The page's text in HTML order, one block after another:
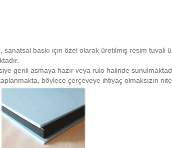
sanatsal baskı için özel olarak üretilmiş resim
gerili asmaya hazır veya rulo halinde
böylece çerçeveye ihtiyaç olmaksızın